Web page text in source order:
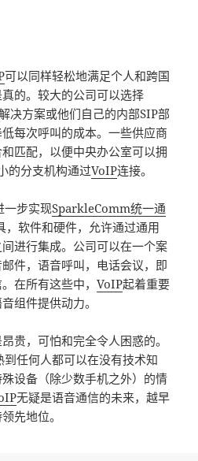
可以同样轻松地满足个人和跨国
的。较大的公司可以选择
决方案或他们自己的内部SIP部
每次呼叫的成本。一些供应商
匹配，以便中央办公室可以拥
的分支机构通过VoIP连接。
一步实现SparkleComm统一通
，软件和硬件，允许通过通用
进行集成。公司可以在一个案
件，语音呼叫，电话会议，即
在所有这些中，VoIP起着重要
组件提供动力。
贵，可怕和完全令人困惑的。
到任何人都可以在没有技术知
设备（除少数手机之外）的情
无疑是语音通信的未来，越早
先地位。